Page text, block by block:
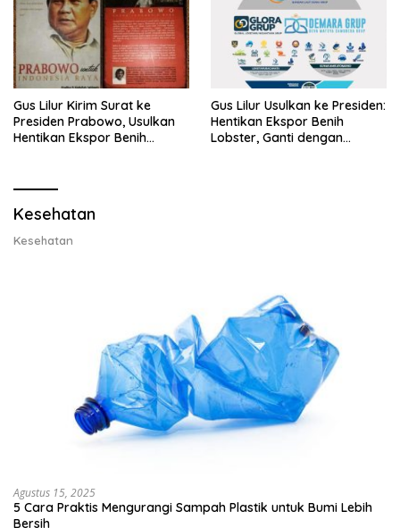
Gus Lilur Kirim Surat ke
Presiden Prabowo, Usulkan
Hentikan Ekspor Benih
Gus Lilur Usulkan ke Presiden:
Hentikan Ekspor Benih
Lobster, Ganti dengan
Kesehatan
Kesehatan
Agustus 15, 2025
5 Cara Praktis Mengurangi Sampah Plastik untuk Bumi Lebih
Bersih